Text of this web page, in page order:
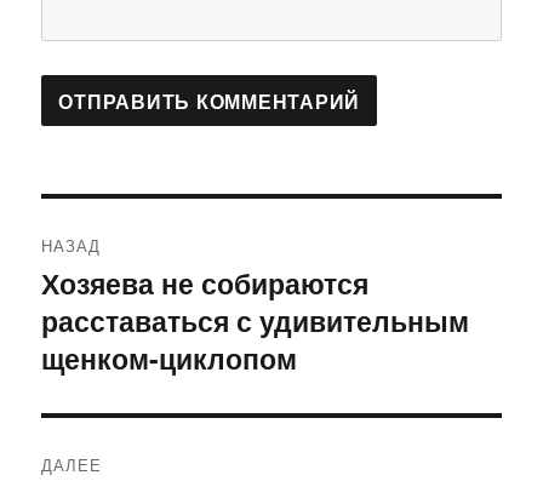
по
записям
НАЗАД
Предыдущая
запись:
Хозяева не собираются
расставаться с удивительным
щенком-циклопом
ДАЛЕЕ